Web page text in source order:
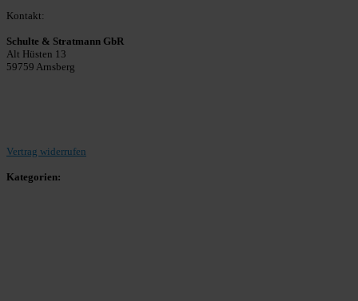
Kontakt:
Schulte & Stratmann GbR
Alt Hüsten 13
59759 Arnsberg
Vertrag widerrufen
Kategorien: